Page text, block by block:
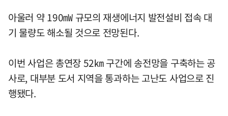
아울러 약 190㎽ 규모의 재생에너지 발전설비 접속 대
기 물량도 해소될 것으로 전망된다.
이번 사업은 총연장 52㎞ 구간에 송전망을 구축하는 공
사로, 대부분 도서 지역을 통과하는 고난도 사업으로 진
행됐다.